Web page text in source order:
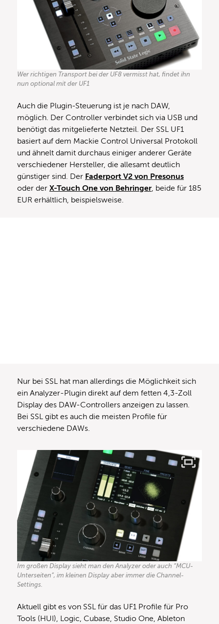
Wer richtigen Transport bei der UF8 vermisst hat, findet ihn
nun optional mit der UF1
Auch die Plugin-Steuerung ist je nach DAW,
möglich. Der Controller verbindet sich via USB und
benötigt das mitgelieferte Netzteil. Der SSL UF1
basiert auf dem Mackie Control Universal Protokoll
und ähnelt damit durchaus einiger anderer Geräte
verschiedener Hersteller, die allesamt deutlich
günstiger sind. Der Faderport V2 von Presonus
oder der X-Touch One von Behringer, beide für 185
EUR erhältlich, beispielsweise.
Nur bei SSL hat man allerdings die Möglichkeit sich
ein Analyzer-Plugin direkt auf dem fetten 4,3-Zoll
Display des DAW-Controllers anzeigen zu lassen.
Bei SSL gibt es auch die meisten Profile für
verschiedene DAWs.
Im großen Display sieht man den Analyzer oder auch “MCU-
Unterseiten”, im kleinen Display aber immer die Channel-
Settings.
Aktuell gibt es von SSL für das UF1 Profile für Pro
Tools (HUI), Logic, Cubase, Studio One, Ableton